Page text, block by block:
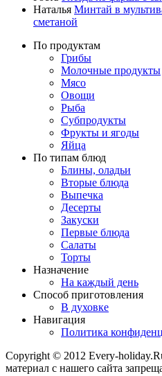
Наталья Минтай в
сметаной
По продуктам
Грибы
Молочные продукты
Мясо
Овощи
Рыба
Субпродукты
Фрукты и ягоды
Яйца
По типам блюд
Блины, оладьи
Вторые блюда
Выпечка
Десерты
Закуски
Первые блюда
Салаты
Торты
Назначение
На каждый день
Способ приготовления
В духовке
Навигация
Политика
Copyright © 2012 Every-
материал с нашего сайта